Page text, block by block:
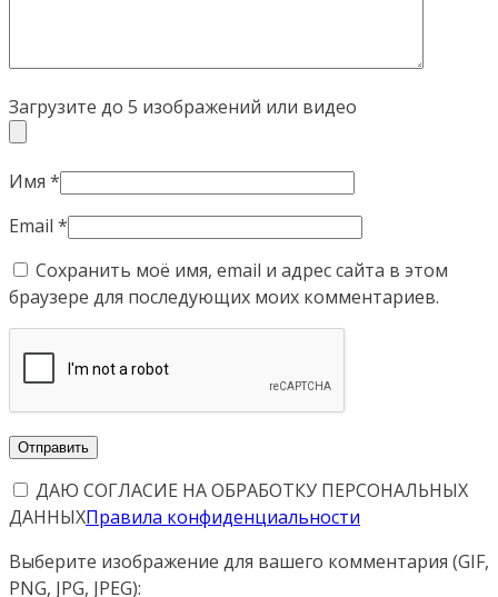
Загрузите до 5 изображений или видео
Имя *
Email *
Сохранить моё имя, email и адрес сайта в этом
браузере для последующих моих комментариев.
ДАЮ СОГЛАСИЕ НА ОБРАБОТКУ ПЕРСОНАЛЬНЫХ
ДАННЫХПравила конфиденциальности
Выберите изображение для вашего комментария (GIF,
PNG, JPG, JPEG):